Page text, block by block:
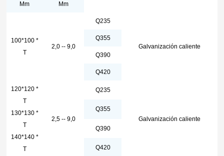
Mm Mm
100*100 *
T
2,0 -- 9,0
Q235
Galvanización caliente
Q355
Q390
Q420
120*120 *
T
130*130 *
T
140*140 *
T
2,5 -- 9,0
Q235
Galvanización caliente
Q355
Q390
Q420